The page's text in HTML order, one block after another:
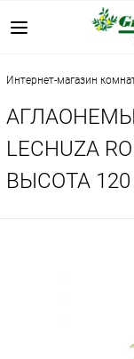
интернет-магазин
LECHUZA
ВЫСОТА